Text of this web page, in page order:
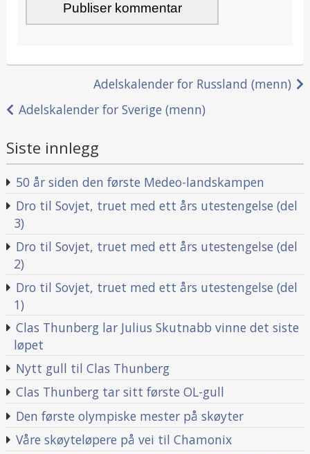
Innleggsnavigasjon
Adelskalender for Russland (menn)
Adelskalender for Sverige (menn)
Siste innlegg
50 år siden den første Medeo-landskampen
Dro til Sovjet, truet med ett års utestengelse (del
3)
Dro til Sovjet, truet med ett års utestengelse (del
2)
Dro til Sovjet, truet med ett års utestengelse (del
1)
Clas Thunberg lar Julius Skutnabb vinne det siste
løpet
Nytt gull til Clas Thunberg
Clas Thunberg tar sitt første OL-gull
Den første olympiske mester på skøyter
Våre skøyteløpere på vei til Chamonix